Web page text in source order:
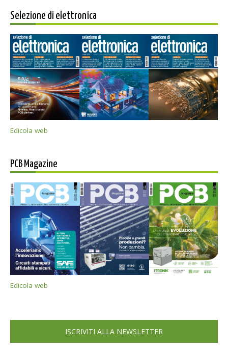
Selezione di elettronica
Edicola web
PCB Magazine
Edicola web
ISCRIVITI ALLA NEWSLETTER